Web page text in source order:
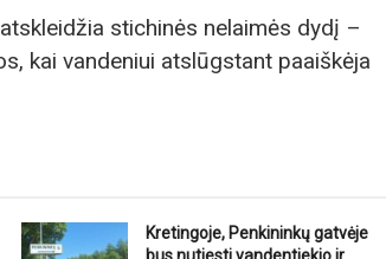
stichinės nelaimės dydį –
kai vandeniui atslūgstant paaiškėja
Kretingoje, Penkininkų gatvėje
bus nutiesti vandentiekio ir